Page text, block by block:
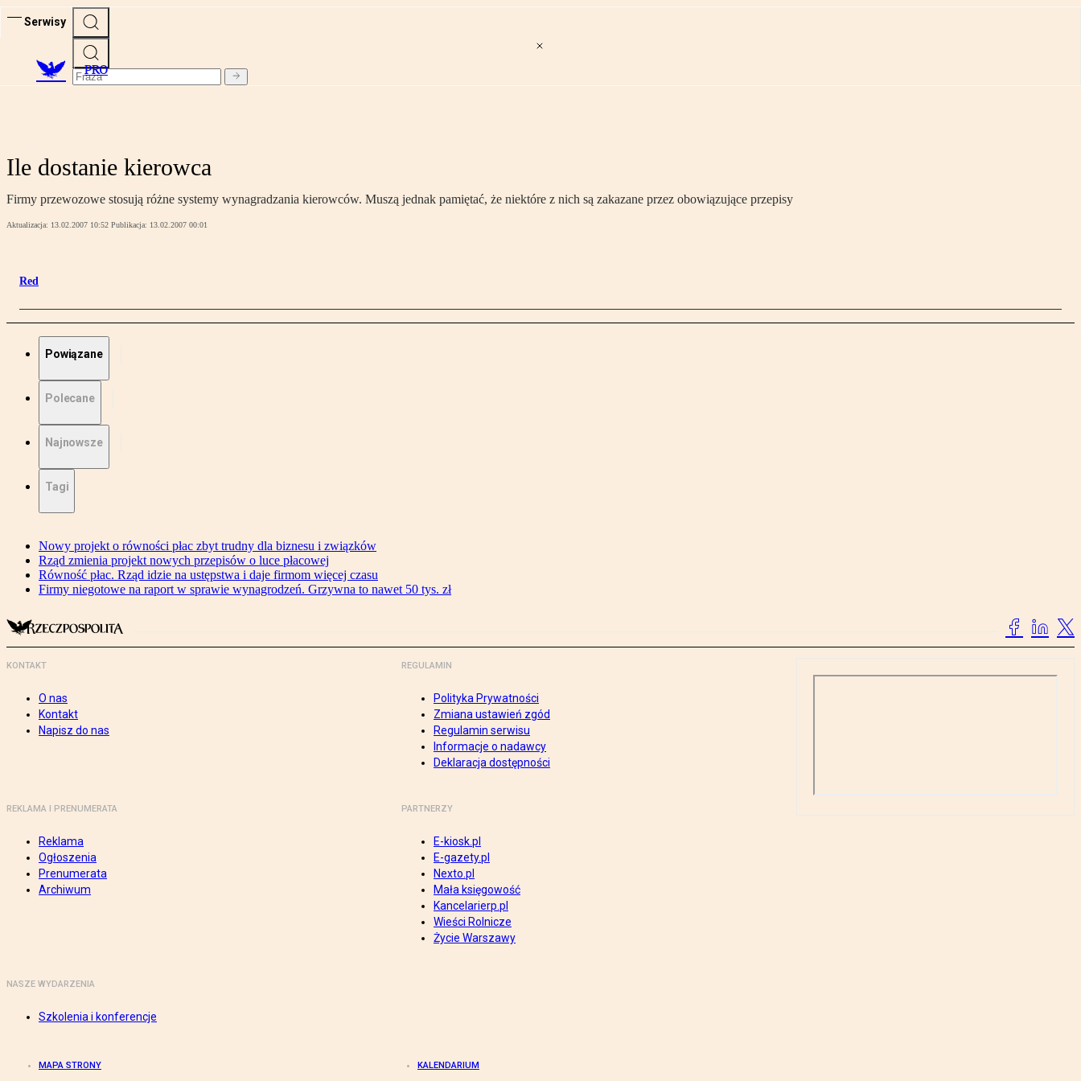
Serwisy
PRO
Ile dostanie kierowca
Firmy przewozowe stosują różne systemy wynagradzania kierowców. Muszą jednak pamiętać, że niektóre z nich są zakazane przez obowiązujące przepisy
Aktualizacja: 13.02.2007 10:52 Publikacja: 13.02.2007 00:01
Red
Powiązane
Polecane
Najnowsze
Tagi
Nowy projekt o równości płac zbyt trudny dla biznesu i związków
Rząd zmienia projekt nowych przepisów o luce płacowej
Równość płac. Rząd idzie na ustępstwa i daje firmom więcej czasu
Firmy niegotowe na raport w sprawie wynagrodzeń. Grzywna to nawet 50 tys. zł
KONTAKT
O nas
Kontakt
Napisz do nas
REGULAMIN
Polityka Prywatności
Zmiana ustawień zgód
Regulamin serwisu
Informacje o nadawcy
Deklaracja dostępności
REKLAMA I PRENUMERATA
Reklama
Ogłoszenia
Prenumerata
Archiwum
PARTNERZY
E-kiosk.pl
E-gazety.pl
Nexto.pl
Mała księgowość
Kancelarierp.pl
Wieści Rolnicze
Życie Warszawy
NASZE WYDARZENIA
Szkolenia i konferencje
MAPA STRONY KALENDARIUM